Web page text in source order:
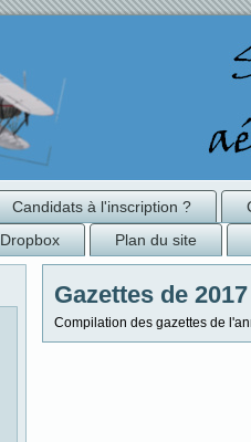
Candidats à l'inscription ?
Dropbox Plan du site
Gazettes de 2017
Compilation des gazettes de